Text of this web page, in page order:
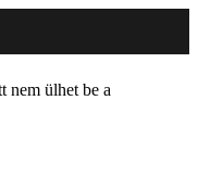
nem ülhet be a